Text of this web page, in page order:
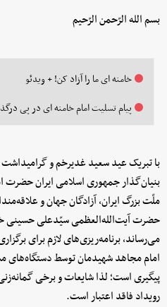
بسم الله الرّحمن الرّحیم
خامنه ای ما را آزاد کن! + ویدئو
پیام تسلیت امام خامنه ای در پی
با تبریک عید سعید غدیرخم و
بنیان‌گذار جمهوری اسلامی ایران حضرت
ملّت بزرگ ایران، آزادگان جهان و
حضرت آیت‌الله‌العظمی سیّدعلی حسینی
می‌رساند، برنامه‌ریزی‌های لازم برای
امام مجاهد شهیدمان توسط دستگاه‌های
پیگیری است؛ لذا شایعات و برخی
رویداد فاقد اعتبار است.